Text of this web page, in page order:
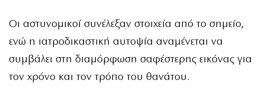
Οι αστυνομικοί συνέλεξαν στοιχεία από το σημείο,
ενώ η ιατροδικαστική αυτοψία αναμένεται να
συμβάλει στη διαμόρφωση σαφέστερης εικόνας για
τον χρόνο και τον τρόπο του θανάτου.